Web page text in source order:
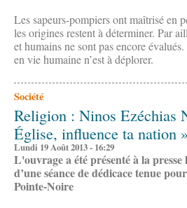
Les sapeurs-pompiers ont maîtrisé en
les origines restent à déterminer. Par
et humains ne sont pas encore
en vie humaine n’est à déplorer.
Société
Religion : Ninos Ezéchias
Église, influence ta nation »
Lundi 19 Août 2013 - 16:29
L'ouvrage a été présenté à la presse
d’une séance de dédicace tenue
Pointe-Noire